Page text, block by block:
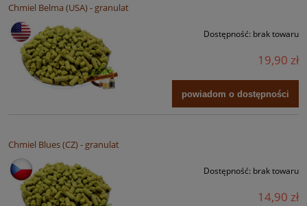
Chmiel Belma (USA) - granulat
Dostępność: brak towaru
19,90 zł
powiadom o dostępności
Chmiel Blues (CZ) - granulat
Dostępność: brak towaru
14,90 zł